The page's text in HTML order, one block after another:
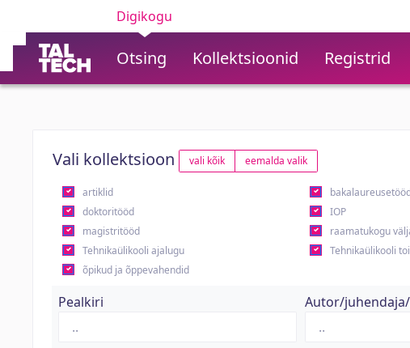
Digikogu
Otsing Kollektsioonid Registrid
Vali kollektsioon vali kõik eemalda valik
artiklid
doktoritööd
IOP
magistritööd
raamatukogu
Tehnikaülikooli ajalugu
Tehnikaülikooli
õpikud ja õppevahendid
Pealkiri Autor/